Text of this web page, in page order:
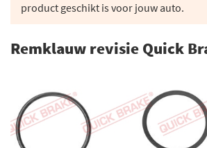
product geschikt is voor jouw auto.
Remklauw revisie Quick